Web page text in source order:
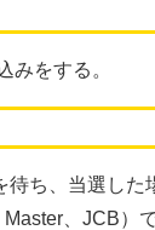
みをする。
待ち、当選した
、JCB）